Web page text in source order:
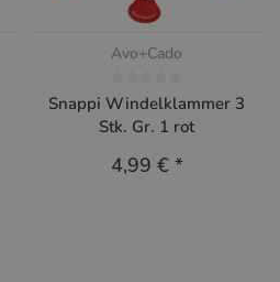
Avo+Cado
Snappi Windelklammer 3
Stk. Gr. 1 rot
4,99 € *